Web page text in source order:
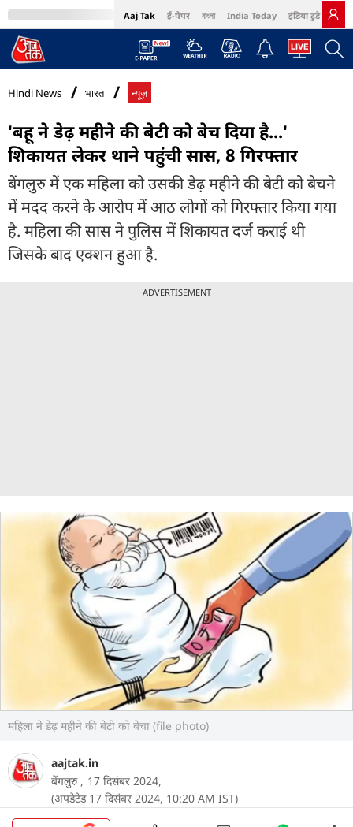
Aaj Tak ई-पेपर বাংলা India Today इंडिया टुडे हिंदी
MumbaiTak Cosmopolitan Harper's Bazaar Northeast
Hindi News भारत न्यूज़
'बहू ने डेढ़ महीने की बेटी को बेच दिया है...'
शिकायत लेकर थाने पहुंची सास, 8 गिरफ्तार
बेंगलुरु में एक महिला को उसकी डेढ़ महीने की बेटी को बेचने
में मदद करने के आरोप में आठ लोगों को गिरफ्तार किया गया
है. महिला की सास ने पुलिस में शिकायत दर्ज कराई थी
जिसके बाद एक्शन हुआ है.
ADVERTISEMENT
महिला ने डेढ़ महीने की बेटी को बेचा (file photo)
aajtak.in
बेंगलुरु , 17 दिसंबर 2024,
(अपडेटेड 17 दिसंबर 2024, 10:20 AM IST)